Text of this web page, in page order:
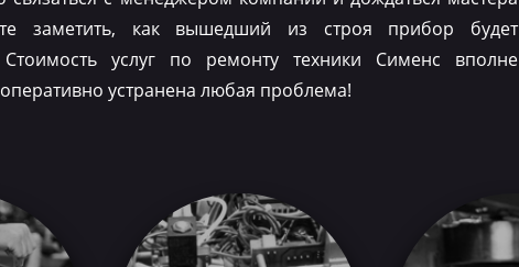
заметить, как вышедший из строя прибор будет
Стоимость услуг по ремонту техники Сименс вполне
устранена любая проблема!